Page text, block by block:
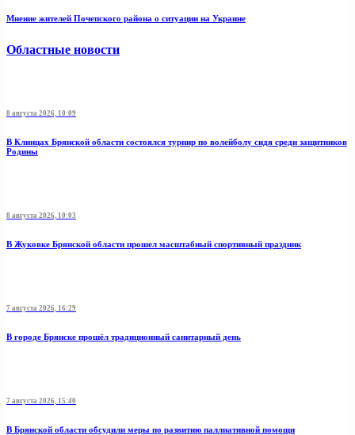
Мнение жителей Почепского района о ситуации на Украине
Областные новости
8 августа 2026, 10:09
В Клинцах Брянской области состоялся турнир по волейболу сидя среди защитников
Родины
8 августа 2026, 10:03
В Жуковке Брянской области прошел масштабный спортивный праздник
7 августа 2026, 16:29
В городе Брянске прошёл традиционный санитарный день
7 августа 2026, 15:40
В Брянской области обсудили меры по развитию паллиативной помощи